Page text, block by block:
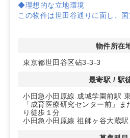
◆理想的な立地環境
この物件は世田谷通りに面し、国
交差点の北東角に位置していま
◆今後の発展が期待されるエリア
東京都住宅供給公社大蔵住宅の
耳鼻科、泌尿器科、婦人科の競
規開業のチャンスがあります。
物件所在
東京都世田谷区砧3-3-3
最寄駅 / 駅
小田急小田原線 成城学園前駅
「成育医療研究センター前」
り徒歩１分
小田急小田原線 祖師ヶ谷大蔵